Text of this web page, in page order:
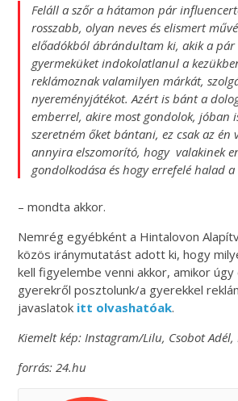
Feláll a szőr a hátamon pár
rosszabb, olyan neves és elismert
előadókból ábrándultam ki, akik a pár
gyermeküket indokolatlanul a
reklámoznak valamilyen márkát,
nyereményjátékot. Azért is bánt a
emberrel, akire most gondolok, jóban
szeretném őket bántani, ez csak az én
annyira elszomorító, hogy valakinek
gondolkodása és hogy errefelé halad
– mondta akkor.
Nemrég egyébként a Hintalovon
közös iránymutatást adott ki, hogy
kell figyelembe venni akkor, amikor úgy
gyerekről posztolunk/a gyerekkel
javaslatok itt olvashatóak.
Kiemelt kép: Instagram/Lilu, Csobot Adél,
forrás: 24.hu